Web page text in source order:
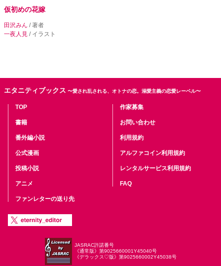
仮初めの花嫁
田沢みん / 著者
一夜人見 / イラスト
エタニティブックス 〜愛され乱される、オトナの恋。溺愛主義の恋愛レーベル〜
TOP
書籍
番外編小説
公式漫画
投稿小説
アニメ
ファンレターの送り先
作家募集
お問い合わせ
利用規約
アルファコイン利用規約
レンタルサービス利用規約
FAQ
JASRAC許諾番号
《通常版》第9025660001Y45040号
《デラックス♡版》第9025660002Y45038号